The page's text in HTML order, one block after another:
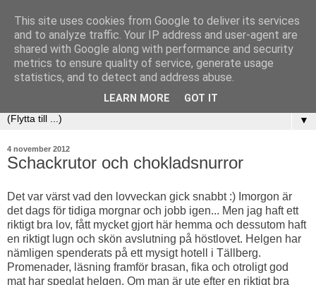
▼
4 november 2012
Schackrutor och chokladsnurror
Det var värst vad den lovveckan gick snabbt :) Imorgon är
det dags för tidiga morgnar och jobb igen... Men jag haft ett
riktigt bra lov, fått mycket gjort här hemma och dessutom haft
en riktigt lugn och skön avslutning på höstlovet. Helgen har
nämligen spenderats på ett mysigt hotell i Tällberg.
Promenader, läsning framför brasan, fika och otroligt god
mat har speglat helgen. Om man är ute efter en riktigt bra
This site uses cookies from Google to deliver its services
and to analyze traffic. Your IP address and user-agent are
shared with Google along with performance and security
metrics to ensure quality of service, generate usage
statistics, and to detect and address abuse.
LEARN MORE GOT IT